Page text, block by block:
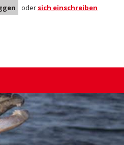
oder sich einschreiben